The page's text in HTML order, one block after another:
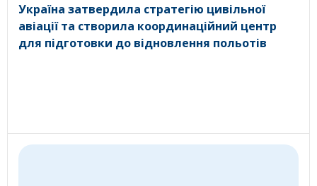
Україна затвердила стратегію цивільної
авіації та створила координаційний центр
для підготовки до відновлення польотів